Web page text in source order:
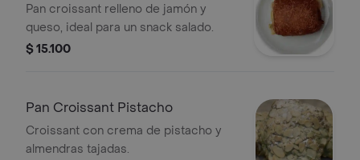
Pan croissant relleno de jamón y
queso, ideal para un snack salado.
$ 15.100
Pan Croissant Pistacho
Croissant con crema de pistacho y
almendras tajadas.